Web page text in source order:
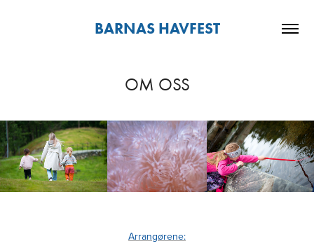
BARNAS HAVFEST
OM OSS
Arrangørene: